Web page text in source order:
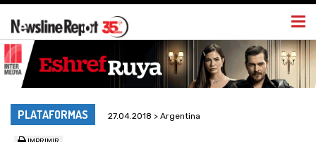
PLATAFORMAS 27.04.2018 > Argentina